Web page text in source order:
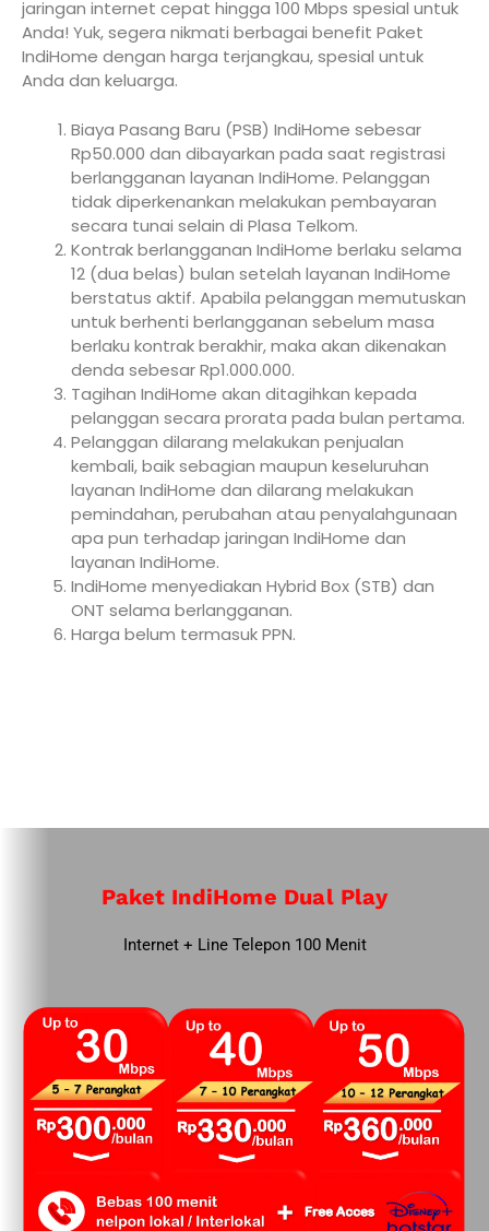
jaringan internet cepat hingga 100 Mbps spesial untuk
Anda! Yuk, segera nikmati berbagai benefit Paket
IndiHome dengan harga terjangkau, spesial untuk
Anda dan keluarga.
Biaya Pasang Baru (PSB) IndiHome sebesar
Rp50.000 dan dibayarkan pada saat registrasi
berlangganan layanan IndiHome. Pelanggan
tidak diperkenankan melakukan pembayaran
secara tunai selain di Plasa Telkom.
Kontrak berlangganan IndiHome berlaku selama
12 (dua belas) bulan setelah layanan IndiHome
berstatus aktif. Apabila pelanggan memutuskan
untuk berhenti berlangganan sebelum masa
berlaku kontrak berakhir, maka akan dikenakan
denda sebesar Rp1.000.000.
Tagihan IndiHome akan ditagihkan kepada
pelanggan secara prorata pada bulan pertama.
Pelanggan dilarang melakukan penjualan
kembali, baik sebagian maupun keseluruhan
layanan IndiHome dan dilarang melakukan
pemindahan, perubahan atau penyalahgunaan
apa pun terhadap jaringan IndiHome dan
layanan IndiHome.
IndiHome menyediakan Hybrid Box (STB) dan
ONT selama berlangganan.
Harga belum termasuk PPN.
Paket IndiHome Dual Play
Internet + Line Telepon 100 Menit